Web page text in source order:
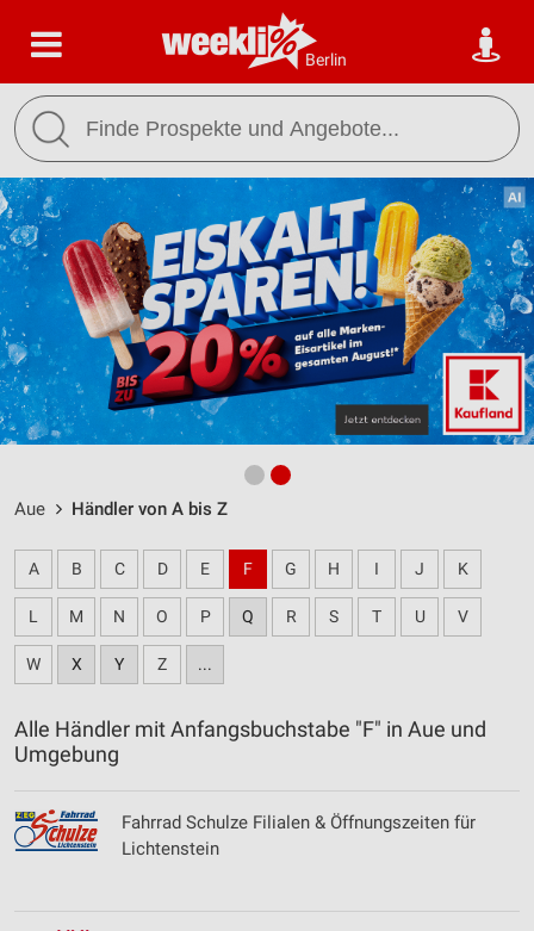
Berlin
Aue Händler von A bis Z
A B C D E F G H I J K
L M N O P Q R S T U V
W X Y Z ...
Alle Händler mit Anfangsbuchstabe "F" in Aue und
Umgebung
Fahrrad Schulze Filialen & Öffnungszeiten für
Lichtenstein